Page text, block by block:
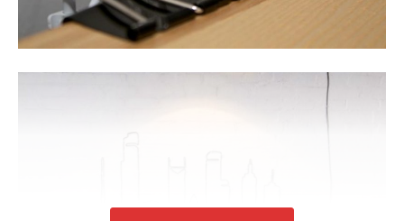
Sentuhan Midas penuh kemewahan dan elegant
Rahsia dari IMPIANA, download sekarang di